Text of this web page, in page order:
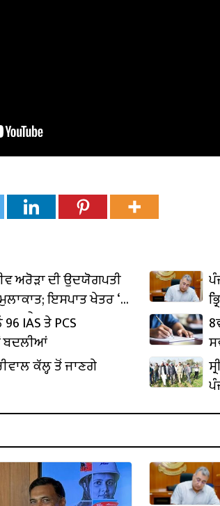
ਅਰੋੜਾ ਦੀ ਉਦਯੋਗਪਤੀ
ਇਸਪਾਤ ਖੇਤਰ ‘ਚ
ਦਾ ਐਲਾਨ
IAS ਤੇ PCS
ਬਦਲੀਆਂ
ਕੱਲ੍ਹ ਤੋਂ ਜਾਣਗੇ